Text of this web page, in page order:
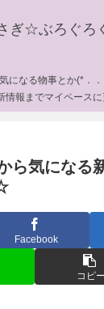
ぎ☆ぶろぐろ
になる物事とか(*．
情報までマイペース
ら気になる
Facebook
コピー